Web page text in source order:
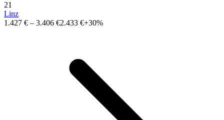
21
Linz
1.427 € – 3.406 €2.433 €+30%